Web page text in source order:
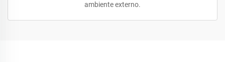
ambiente externo.